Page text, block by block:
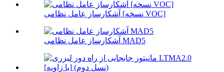
آشکارساز عامل نظامی [نسخه VOC]
آشکارساز عامل نظامی MAD5